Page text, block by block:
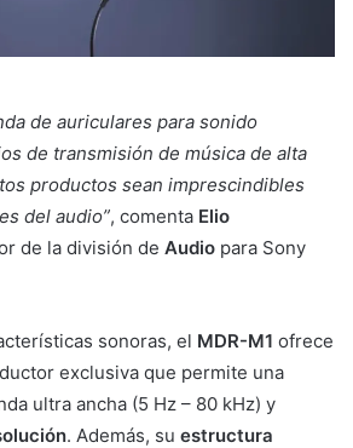
de auriculares para sonido
de transmisión de música de alta
productos sean imprescindibles
del audio”, comenta Elio
de la división de Audio para Sony
sonoras, el MDR-M1 ofrece
exclusiva que permite una
ultra ancha (5 Hz – 80 kHz) y
. Además, su estructura